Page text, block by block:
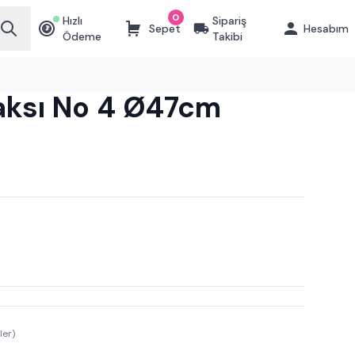
₺
Hızlı
Ödeme
Sepet
0
Sipariş
Takibi
Hesabım
No 4 Ø47cm